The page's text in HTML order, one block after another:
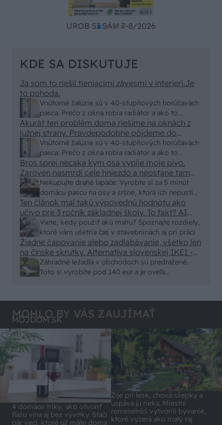
UROB SI SÁM 7-8/2026
KDE SA DISKUTUJE
Vnútorné žalúzie sú v 40-stupňových horúčavách
pasca: Prečo z okna robia radiátor a ako to
vyriešiť za pár eur?
Ja som to riešil tieniacimi závesmi v interieri.Je
to pohoda.
Vnútorné žalúzie sú v 40-stupňových horúčavách
pasca: Prečo z okna robia radiátor a ako to
vyriešiť za pár eur?
Akurát ten problém doma riešime na oknách z
južnej strany. Pravdepodobne pôjdeme do
vonkajšieho tienenia na spôsob markízy
250x150cm. Čínsky predajcovia idú okolo 100
eur kus.
Nekupujte drahé lapače: Vyrobte si za 5 minút
domácu pascu na osy a sršne, ktorá ich nepustí
von
Bros sprej necaka kym osa vypije moje pivo.
Zaroven nasmrdi cele hniezdo a neostane tam
nic zive. Vasa pasca naucinke moc efektivne.
Skor pritiahne slimaky
Viete, kedy použiť akú maltu? Spoznajte rozdiely,
ktoré vám ušetria čas v stavebninách aj pri práci
Ten článok mal takú výpovednú hodnotu ako
učivo pre 3 ročník základnej školy. To fakt? AI
alebo nejaka kniha z VŠ? Dnešné rychlotvrdnuce
malty - pevnosť 40 Mpa a doba schnutia tak 15
minut , k tomu vodotesné s kryštálikou. A rozdiel
- schnutie a zretie. Nič?
Záhradné ležadlá v obchodoch sú predražené.
Toto si vyrobíte pod 140 eur a je oveľa
Žiadne čapovanie alebo zadlabávanie, všetko len
na čínske skrutky. Alternatíva slovenskej IKEI -
čo sa týka pevnosti. Autor si nedal veľa námahy s
remeselným spracovaním, škoda. No lepšie než
MOHLO BY VÁS ZAUJÍMAŤ
MÔJDOM.SK
4 domáce triky, ako otvoriť
fľašu vína aj bez vývrtky. Stačí
pár vecí, ktoré už máte doma
Žije pri lese, chová sliepky a
uspáva ju rieka. Miestni
remeselníci vytvorili bývanie,
ktoré vyzerá ako malý raj